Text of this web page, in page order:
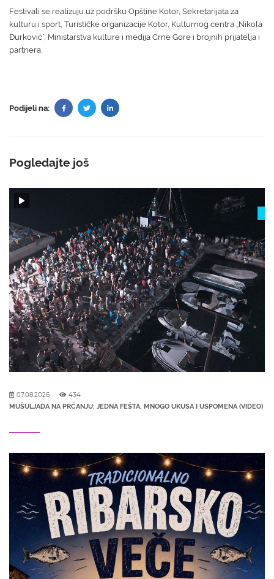
Festivali se realizuju uz podršku Opštine Kotor, Sekretarijata za
kulturu i sport, Turističke organizacije Kotor, Kulturnog centra „Nikola
Đurković”, Ministarstva kulture i medija Crne Gore i brojnih prijatelja i
partnera.
Podijeli na:
Pogledajte još
07.08.2026 434
MUŠULJADA NA PRČANJU: JEDNA FEŠTA, MNOGO UKUSA I USPOMENA (VIDEO)